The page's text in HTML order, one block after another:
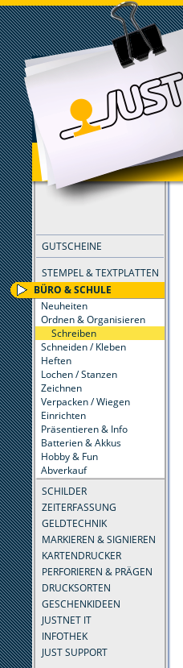
GUTSCHEINE
STEMPEL & TEXTPLATTEN
BÜRO & SCHULE
Neuheiten
Ordnen & Organisieren
Schreiben
Schneiden / Kleben
Heften
Lochen / Stanzen
Zeichnen
Verpacken / Wiegen
Einrichten
Präsentieren & Info
Batterien & Akkus
Hobby & Fun
Abverkauf
SCHILDER
ZEITERFASSUNG
GELDTECHNIK
MARKIEREN & SIGNIEREN
KARTENDRUCKER
PERFORIEREN & PRÄGEN
DRUCKSORTEN
GESCHENKIDEEN
JUSTNET IT
INFOTHEK
JUST SUPPORT
FILTER